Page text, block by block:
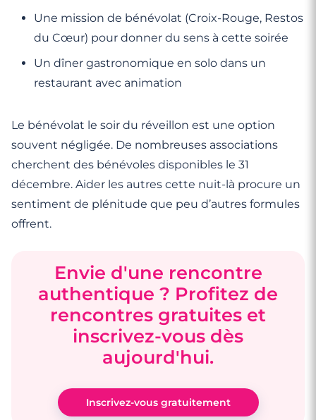
Une mission de bénévolat (Croix-Rouge, Restos
du Cœur) pour donner du sens à cette soirée
Un dîner gastronomique en solo dans un
restaurant avec animation
Le bénévolat le soir du réveillon est une option
souvent négligée. De nombreuses associations
cherchent des bénévoles disponibles le 31
décembre. Aider les autres cette nuit-là procure un
sentiment de plénitude que peu d’autres formules
offrent.
Envie d'une rencontre
authentique ? Profitez de
rencontres gratuites et
inscrivez-vous dès
aujourd'hui.
Inscrivez-vous gratuitement